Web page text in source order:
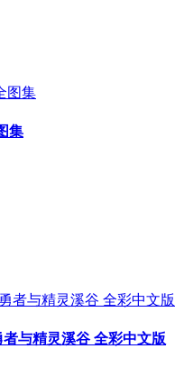
集
与精灵溪谷 全彩中文版